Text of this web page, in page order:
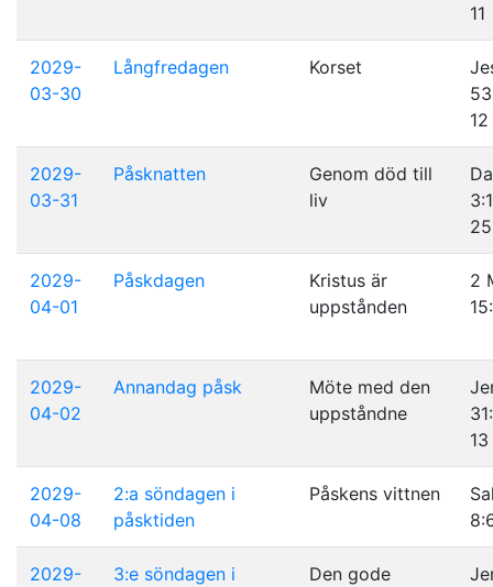
11
2029-
03-30
Långfredagen Korset
12
2029-
03-31
Påsknatten
Genom död till
liv
25
2029-
04-01
Påskdagen
Kristus är
uppstånden
2
2029-
04-02
Annandag påsk
Möte med den
uppståndne
13
2029-
04-08
2:a söndagen i
påsktiden
Påskens vittnen
2029-
3:e söndagen i
Den gode